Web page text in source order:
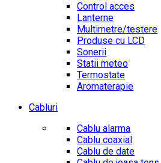
Control acces
Lanterne
Multimetre/testere
Produse cu LCD
Sonerii
Statii meteo
Termostate
Aromaterapie
Cabluri
Cablu alarma
Cablu coaxial
Cablu de date